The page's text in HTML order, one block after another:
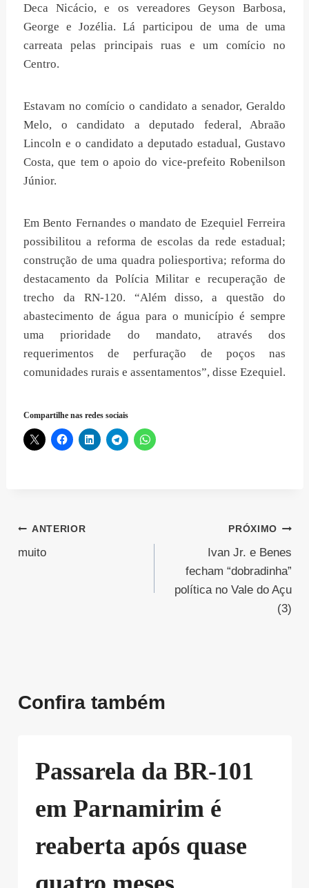
Deca Nicácio, e os vereadores Geyson Barbosa,
George e Jozélia. Lá participou de uma de uma
carreata pelas principais ruas e um comício no
Centro.
Estavam no comício o candidato a senador, Geraldo
Melo, o candidato a deputado federal, Abraão
Lincoln e o candidato a deputado estadual, Gustavo
Costa, que tem o apoio do vice-prefeito Robenilson
Júnior.
Em Bento Fernandes o mandato de Ezequiel Ferreira
possibilitou a reforma de escolas da rede estadual;
construção de uma quadra poliesportiva; reforma do
destacamento da Polícia Militar e recuperação de
trecho da RN-120. “Além disso, a questão do
abastecimento de água para o município é sempre
uma prioridade do mandato, através dos
requerimentos de perfuração de poços nas
comunidades rurais e assentamentos”, disse Ezequiel.
Compartilhe nas redes sociais
Navegação
de
ANTERIOR
muito
PRÓXIMO
Ivan Jr. e Benes
fecham “dobradinha”
política no Vale do Açu
(3)
Confira também
Passarela da BR-101
em Parnamirim é
reaberta após quase